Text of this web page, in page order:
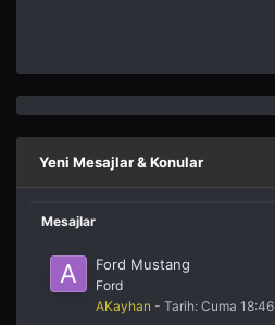
Yeni Mesajlar & Konular
Mesajlar
Ford Mustang
Ford
AKayhan - Tarih: Cuma 18:46